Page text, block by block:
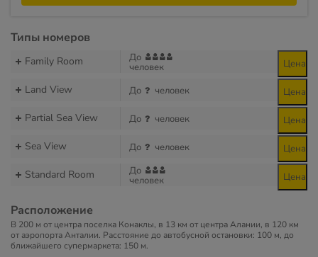
Типы номеров
Family Room До
человек Цена
Land View До человек Цена
Partial Sea View До человек Цена
Sea View До человек Цена
Standard Room До
человек Цена
Расположение
В 200 м от центра поселка Конаклы, в 13 км от центра Алании, в 120 км
от аэропорта Анталии. Расстояние до автобусной остановки: 100 м, до
ближайшего супермаркета: 150 м.